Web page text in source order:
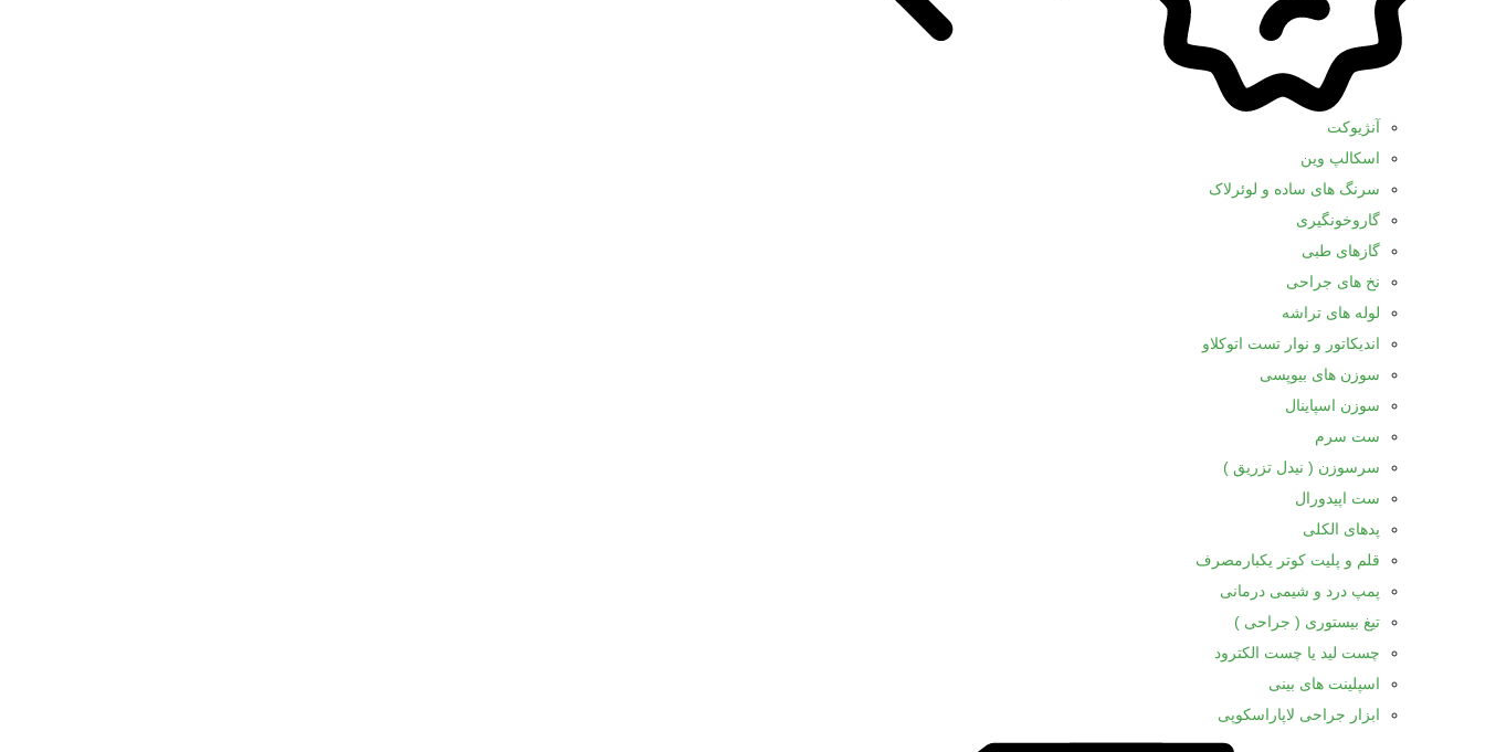
آنژیوکت
اسکالپ وین
سرنگ های ساده و لوئرلاک
گاروخونگیری
گازهای طبی
نخ های جراحی
لوله های تراشه
اندیکاتور و نوار تست اتوکلاو
سوزن های بیوپسی
سوزن اسپاینال
ست سرم
سرسوزن ( نیدل تزریق )
ست اپیدورال
پدهای الکلی
قلم و پلیت کوتر یکبارمصرف
پمپ درد و شیمی درمانی
تیغ بیستوری ( جراحی )
چست لید یا چست الکترود
اسپلینت های بینی
ابزار جراحی لاپاراسکوپی